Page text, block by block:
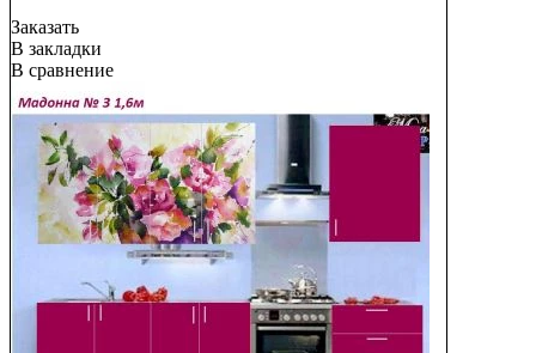
Заказать
В закладки
В сравнение